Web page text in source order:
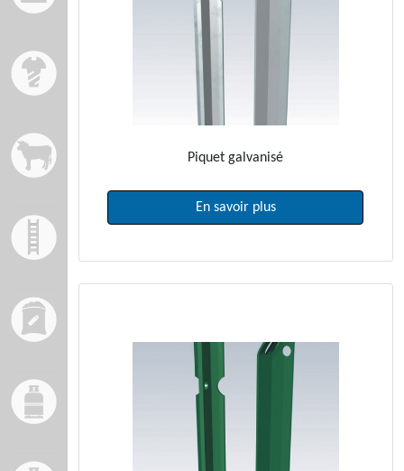
Piquet galvanisé
En savoir plus